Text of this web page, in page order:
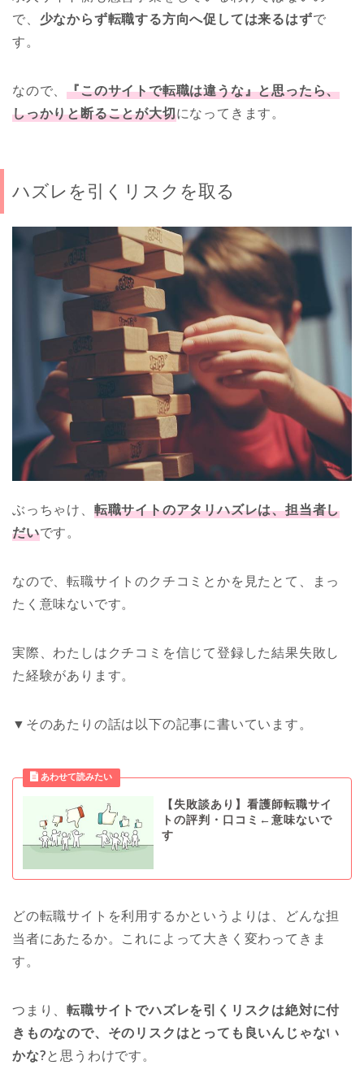
で、 少なからず転職する方向へ促しては来るはずで
す。
なので、『このサイトで転職は違うな』と思ったら、
しっかりと断ることが大切になってきます。
ハズレを引くリスクを取る
ぶっちゃけ、 転職サイトのアタリハズレは、担当者し
だいです。
なので、転職サイトのクチコミとかを見たとて、まっ
たく意味ないです。
実際、わたしはクチコミを信じて登録した結果失敗し
た経験があります。
▼そのあたりの話は以下の記事に書いています。
【失敗談あり】看護師転職サイ
トの評判・口コミ←意味ないで
す
どの転職サイトを利用するかというよりは、どんな担
当者にあたるか。これによって大きく変わってきま
す。
つまり、転職サイトでハズレを引くリスクは絶対に付
きものなので、そのリスクはとっても良いんじゃない
かな?と思うわけです。
看護
恋愛